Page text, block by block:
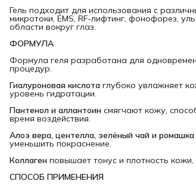
Гель подходит для использования с
микротоки, EMS, RF-лифтинг, фонофорез,
области вокруг глаз.
ФОРМУЛА
Формула геля разработана для
процедур.
Гиалуроновая кислота глубоко увлажняет
уровень гидратации.
Пантенол и аллантоин смягчают кожу,
время воздействия.
Алоэ вера, центелла, зелёный чай и ромашка
уменьшить покраснение.
Коллаген повышает тонус и плотность кожи,
СПОСОБ ПРИМЕНЕНИЯ